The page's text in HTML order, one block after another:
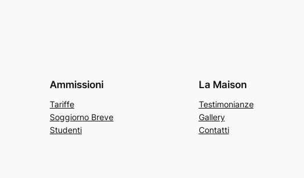
Ammissioni
Tariffe
Soggiorno Breve
Studenti
La Maison
Testimonianze
Gallery
Contatti